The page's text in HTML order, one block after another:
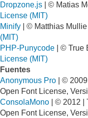
Dropzone.js | © Matias
License (MIT)
Minify | © Matthias
(MIT)
PHP-Punycode | © True
License (MIT)
Fuentes
Anonymous Pro | ©
Open Font License,
ConsolaMono | © 2012 |
Open Font License,